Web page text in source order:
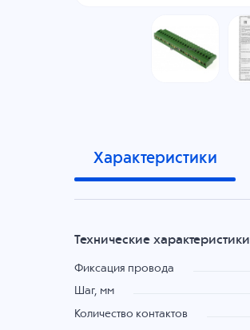
Характеристики
Технические характеристики
Фиксация провода
Шаг, мм
Количество контактов